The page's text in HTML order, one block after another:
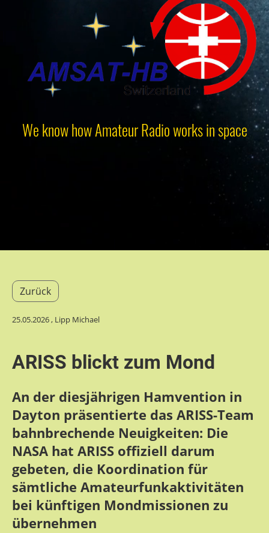
We know how Amateur Radio works in space
Zurück
25.05.2026, Lipp Michael
ARISS blickt zum Mond
An der diesjährigen Hamvention in
Dayton präsentierte das ARISS-Team
bahnbrechende Neuigkeiten: Die
NASA hat ARISS offiziell darum
gebeten, die Koordination für
sämtliche Amateurfunkaktivitäten
bei künftigen Mondmissionen zu
übernehmen